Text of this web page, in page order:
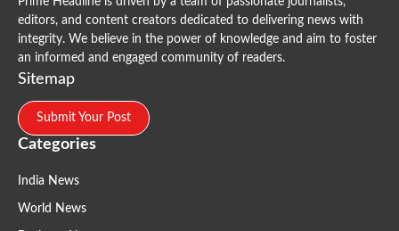
editors, and content creators dedicated to delivering news with
integrity. We believe in the power of knowledge and aim to foster
an informed and engaged community of readers.
Sitemap
Submit Your Post
Categories
India News
World News